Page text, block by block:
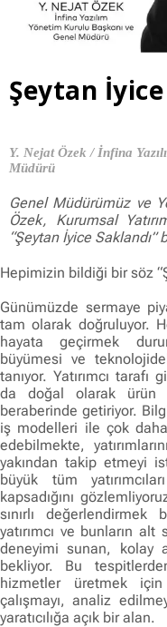
Şeytan İyice
Y. Nejat Özek / İnfina
Müdürü
Genel Müdürümüz ve
Özek, Kurumsal
“Şeytan İyice Saklandı”
Hepimizin bildiği bir söz
Günümüzde sermaye
tam olarak doğruluyor.
hayata geçirmek
büyümesi ve
tanıyor. Yatırımcı
da doğal olarak ürün
beraberinde getiriyor.
iş modelleri ile çok
edebilmekte,
yakından takip etmeyi
büyük tüm
kapsadığını
sınırlı
yatırımcı ve bunların
deneyimi sunan, kolay
bekliyor. Bu
hizmetler üretmek
çalışmayı, analiz
yaratıcılığa açık bir alan.